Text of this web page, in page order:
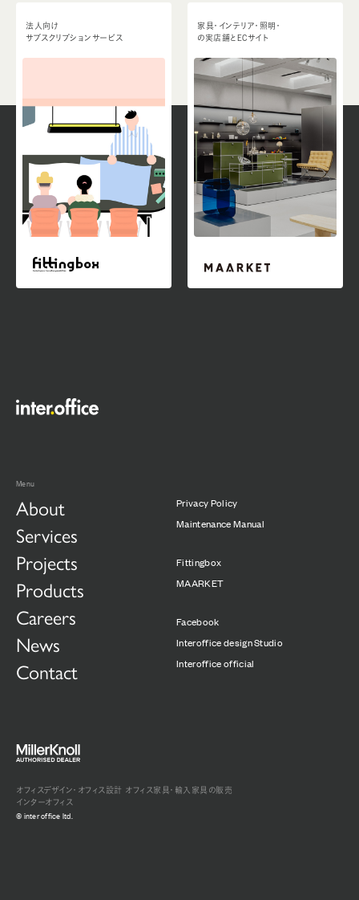
法人向け
サブスクリプションサービス
家具・インテリア・照明・
の実店舗とECサイト
Menu
About
Services
Projects
Products
Careers
News
Contact
Privacy Policy
Maintenance Manual
Fittingbox
MAARKET
Facebook
Interoffice design Studio
Interoffice official
オフィスデザイン・オフィス設計 オフィス家具・輸入家具の販売
インターオフィス
© inter office ltd.